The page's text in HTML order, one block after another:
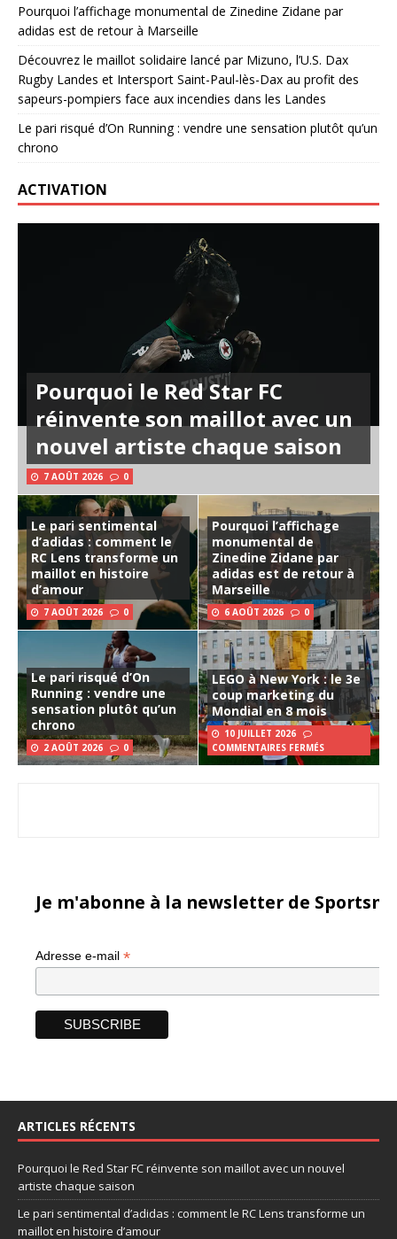
Pourquoi l’affichage monumental de Zinedine Zidane par
adidas est de retour à Marseille
Découvrez le maillot solidaire lancé par Mizuno, l’U.S. Dax
Rugby Landes et Intersport Saint-Paul-lès-Dax au profit des
sapeurs-pompiers face aux incendies dans les Landes
Le pari risqué d’On Running : vendre une sensation plutôt qu’un
chrono
ACTIVATION
Pourquoi le Red Star FC
réinvente son maillot avec un
nouvel artiste chaque saison
7 AOÛT 2026 0
Le pari sentimental
d’adidas : comment le
RC Lens transforme un
maillot en histoire
d’amour
7 AOÛT 2026 0
Pourquoi l’affichage
monumental de
Zinedine Zidane par
adidas est de retour à
Marseille
6 AOÛT 2026 0
Le pari risqué d’On
Running : vendre une
sensation plutôt qu’un
chrono
2 AOÛT 2026 0
LEGO à New York : le 3e
coup marketing du
Mondial en 8 mois
10 JUILLET 2026
COMMENTAIRES FERMÉS
Je m'abonne à la newsletter de
Adresse e-mail *
ARTICLES RÉCENTS
Pourquoi le Red Star FC réinvente son maillot avec un nouvel
artiste chaque saison
Le pari sentimental d’adidas : comment le RC Lens transforme un
maillot en histoire d’amour